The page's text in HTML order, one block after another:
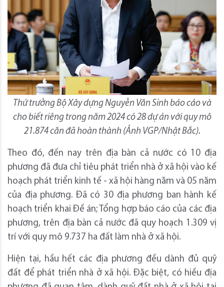
Thứ trưởng Bộ Xây dựng Nguyễn Văn Sinh báo cáo và
cho biết riêng trong năm 2024 có 28 dự án với quy mô
21.874 căn đã hoàn thành (Ảnh VGP/Nhật Bắc).
Theo đó, đến nay trên địa bàn cả nước có 10 địa
phương đã đưa chỉ tiêu phát triển nhà ở xã hội vào kế
hoạch phát triển kinh tế - xã hội hàng năm và 05 năm
của địa phương. Đã có 30 địa phương ban hành kế
hoạch triển khai Đề án; Tổng hợp báo cáo của các địa
phương, trên địa bàn cả nước đã quy hoạch 1.309 vị
trí với quy mô 9.737 ha đất làm nhà ở xã hội.
Hiện tại, hầu hết các địa phương đều dành đủ quỹ
đất để phát triển nhà ở xã hội. Đặc biệt, có hiều địa